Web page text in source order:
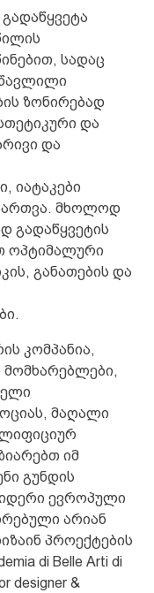
სადაც
ზონირებად
და
და
იატაკები
მხოლოდ
გადაწყვეტის
ოპტიმალური
განათების და
კომპანია,
მაღალი
იმ
გუნდის
ევროპული
არიან
პროექტების
di Belle Arti di
designer &